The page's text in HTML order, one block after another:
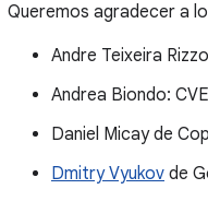
Queremos agradecer a
Andre Teixeira
Andrea Biondo:
Daniel Micay de
Dmitry Vyukov de